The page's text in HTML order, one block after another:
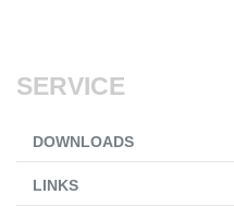
SERVICE
überspringen
DOWNLOADS
LINKS